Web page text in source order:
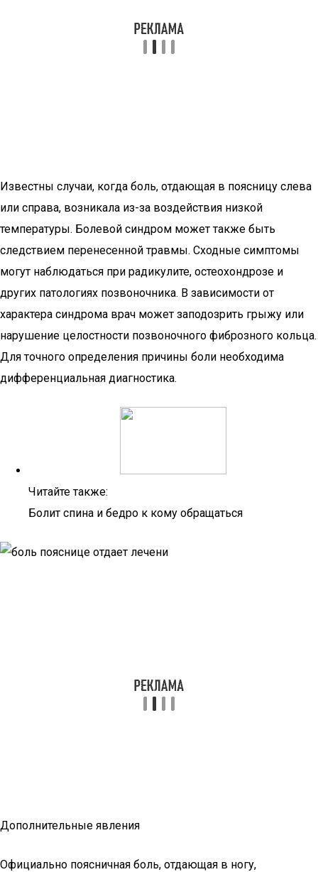
Известны случаи, когда боль, отдающая в поясницу слева
или справа, возникала из-за воздействия низкой
температуры. Болевой синдром может также быть
следствием перенесенной травмы. Сходные симптомы
могут наблюдаться при радикулите, остеохондрозе и
других патологиях позвоночника. В зависимости от
характера синдрома врач может заподозрить грыжу или
нарушение целостности позвоночного фиброзного кольца.
Для точного определения причины боли необходима
дифференциальная диагностика.
Читайте также:
Болит спина и бедро к кому обращаться
Дополнительные явления
Официально поясничная боль, отдающая в ногу,